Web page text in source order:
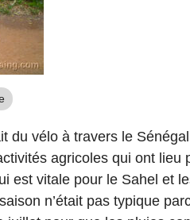
du vélo à travers le
agricoles qui ont lieu
est vitale pour le Sahel et
n’était pas typique